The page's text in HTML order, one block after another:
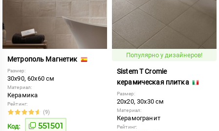
Метрополь Магнетик
Размер:
30x90, 60x60 см
Материал:
Керамика
Рейтинг:
(9)
Код: 551501
Популярно у дизайнеров!
Sistem T Cromie
керамическая плитка
Размер:
20x20, 30x30 см
Материал:
Керамогранит
Рейтинг: